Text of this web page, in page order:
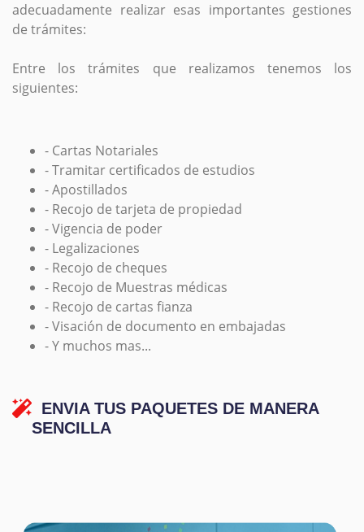
adecuadamente realizar esas importantes gestiones
de trámites:
Entre los trámites que realizamos tenemos los
siguientes:
- Cartas Notariales
- Tramitar certificados de estudios
- Apostillados
- Recojo de tarjeta de propiedad
- Vigencia de poder
- Legalizaciones
- Recojo de cheques
- Recojo de Muestras médicas
- Recojo de cartas fianza
- Visación de documento en embajadas
- Y muchos mas...
ENVIA TUS PAQUETES DE MANERA
SENCILLA